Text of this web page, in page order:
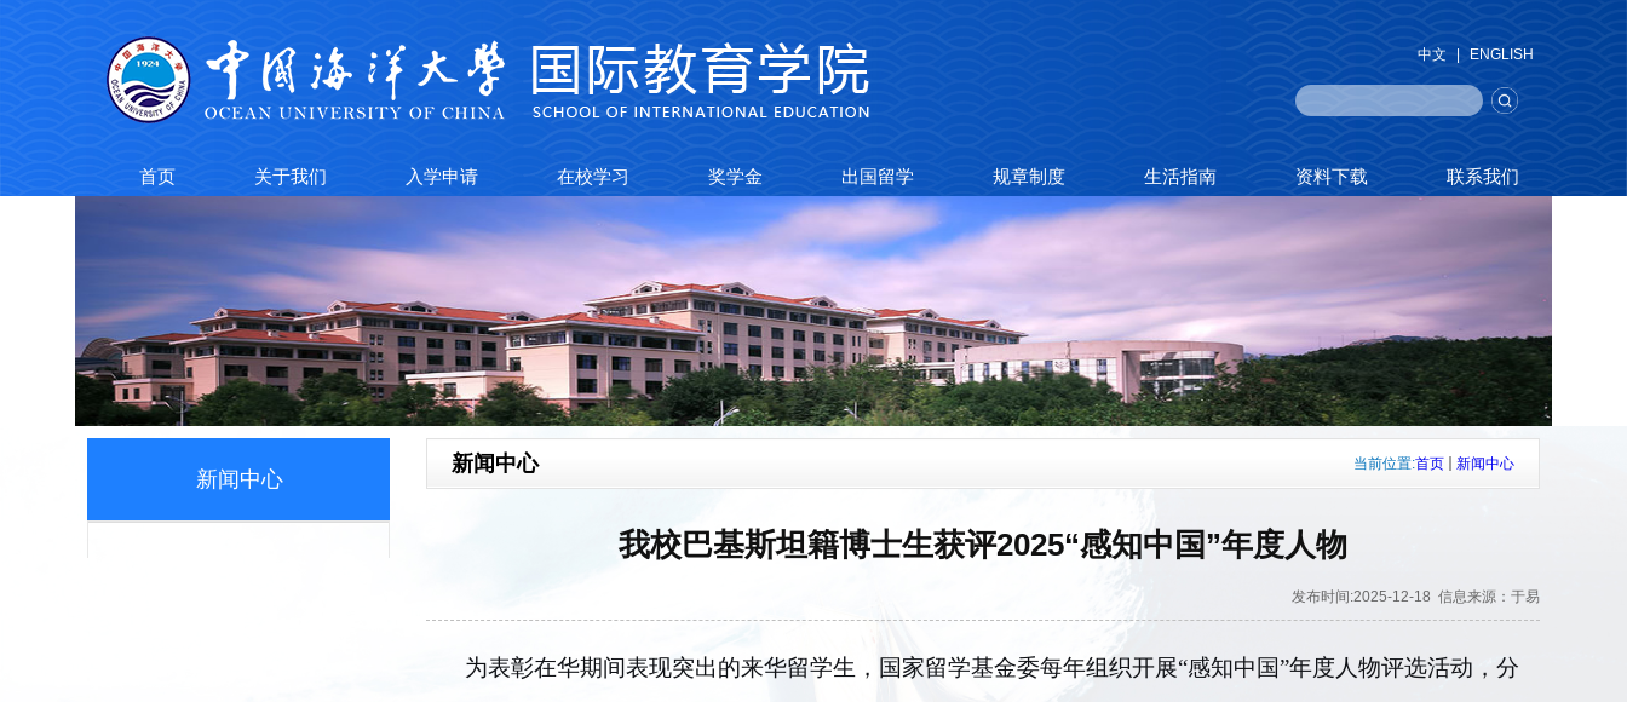
中文 ENGLISH
首页 关于我们 入学申请 在校学习 奖学金 出国留学 规章制度 生活指南 资料下载 联系我们
新闻中心
新闻中心 当前位置:首页 新闻中心
我校巴基斯坦籍博士生获评2025“感知中国”年度人物
发布时间:2025-12-18 信息来源：于易
为表彰在华期间表现突出的来华留学生，国家留学基金委每年组织开展“感知中国”年度人物评选活动，分